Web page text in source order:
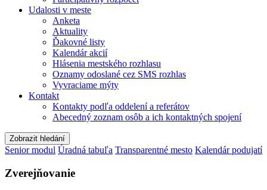
Udalosti v meste
Anketa
Aktuality
Ďakovné listy
Kalendár akcií
Hlásenia mestského rozhlasu
Oznamy odoslané cez SMS rozhlas
Vyvraciame mýty
Kontakt
Kontakty podľa oddelení a referátov
Abecedný zoznam osôb a ich kontaktných spojení
Zobrazit hledání
Senior modul Úradná tabuľa Transparentné mesto Kalendár podujatí
Zverejňovanie